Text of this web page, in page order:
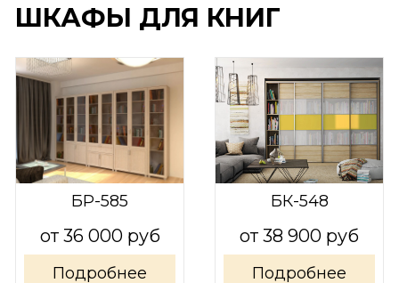
ШКАФЫ ДЛЯ КНИГ
БР-585
Подробнее
от 36 000 руб
БК-548
Подробнее
от 38 900 руб